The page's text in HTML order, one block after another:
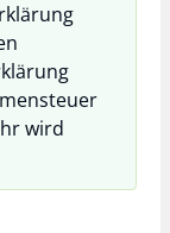
wird